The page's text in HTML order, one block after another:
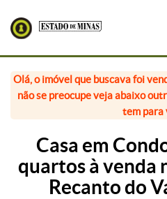
Olá, o imóvel que buscava foi
não se preocupe veja abaixo
tem para
Casa em
quartos à venda
Recanto do